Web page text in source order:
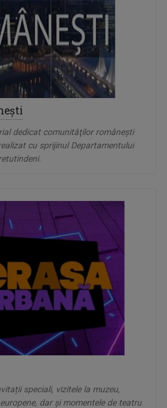
dedicat comunităţilor româneşti
cu sprijinul Departamentului
speciali, vizitele la muzeu,
dar şi momentele de teatru